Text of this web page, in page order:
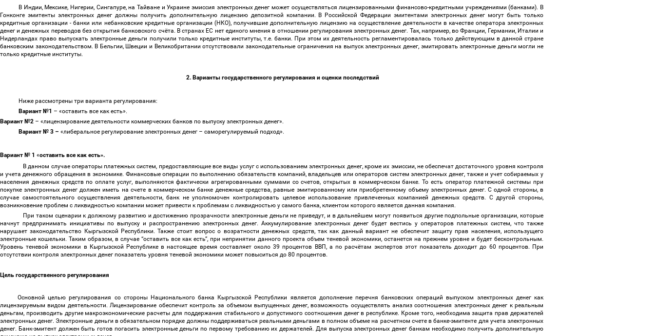
В Индии, Мексике, Нигерии, Сингапуре, на Тайване и Украине эмиссия электронных денег может осуществляться лицензированными финансово-кредитными учреждениями (банками). В
Гонконге эмитенты электронных денег должны получить дополнительную лицензию депозитной компании. В Российской Федерации эмитентами электронных денег могут быть только
кредитные организации - банки или небанковские кредитные организации (НКО), получившие дополнительную лицензию на осуществление деятельности в качестве оператора электронных
денег и денежных переводов без открытия банковского счёта. В странах ЕС нет единого мнения в отношении регулирования электронных денег. Так, например, во Франции, Германии, Италии и
Нидерландах право выпускать электронные деньги получили только кредитные институты, т.е. банки. При этом их деятельность регламентировалась только действующим в данной стране
банковским законодательством. В Бельгии, Швеции и Великобритании отсутствовали законодательные ограничения на выпуск электронных денег, эмитировать электронные деньги могли не
только кредитные институты.
2. Варианты государственного регулирования и оценки последствий
Ниже рассмотрены три варианта регулирования:
Вариант №1 – «оставить все как есть».
Вариант №2 – «лицензирование деятельности коммерческих банков по выпуску электронных денег».
Вариант № 3 – «либеральное регулирование электронных денег – саморегулируемый подход».
Вариант № 1 «оставить все как есть».
В данном случае операторы платежных систем, предоставляющие все виды услуг с использованием электронных денег, кроме их эмиссии, не обеспечат достаточного уровня контроля
и учета денежного обращения в экономике. Финансовые операции по выполнению обязательств компаний, владельцев или операторов систем электронных денег, также и учет собираемых у
населения денежных средств по оплате услуг, выполняются фактически агрегированными суммами со счетов, открытых в коммерческом банке. То есть оператор платежной системы при
покупке электронных денег должен иметь на счете в коммерческом банке денежные средства, равные эмитированному или приобретенному объему электронных денег. С одной стороны, в
случае самостоятельного осуществления деятельности, банк не уполномочен контролировать целевое использование привлеченных компанией денежных средств. С другой стороны,
возникновение проблем с ликвидностью компании может привести к проблемам с ликвидностью у самого банка, клиентом которого является данная компания.
При таком сценарии к должному развитию и достижению прозрачности электронные деньги не приведут, и в дальнейшем могут появиться другие подпольные организации, которые
начнут предпринимать инициативы по выпуску и распространению электронных денег. Аккумулирование электронных денег будет вестись у операторов платежных систем, что также
нарушает законодательство Кыргызской Республики. Также стоит вопрос о возратности денежных средств, так как данный вариант не обеспечит защиту прав населения, использущего
электронные кошельки. Таким образом, в случае “оставить все как есть”, при непринятии данного проекта объем теневой экономики, останется на прежнем уровне и будет бесконтрольным.
Уровень теневой экономики в Кыргызской Республике в настоящее время составляет около 39 процентов ВВП, а по расчётам экспертов этот показатель доходит до 60 процентов. При
отсутствии контроля электронных денег показатель уровня теневой экономики может повыситься до 80 процентов.
Цель государственного регулирования
Основной целью регулирования со стороны Национального банка Кыргызской Республики является дополнение перечня банковских операций выпуском электронных денег как
лицензируемым видом деятельности. Лицензирование обеспечит контроль за объемом выпущенных денег, возможность осуществлять анализ соотношения электронных денег к реальным
деньгам, производить другие макроэкономические расчеты для поддержания стабильного и допустимого соотношения денег в республике. Кроме того, необходима защита прав держателей
электронных денег. Электронные деньги в обязательном порядке должны поддерживаться реальными деньгами в полном объеме на расчетном счете в банке-эмитенте для учета электронных
денег. Банк-эмитент должен быть готов погасить электронные деньги по первому требованию их держателей. Для выпуска электронных денег банкам необходимо получить дополнительную